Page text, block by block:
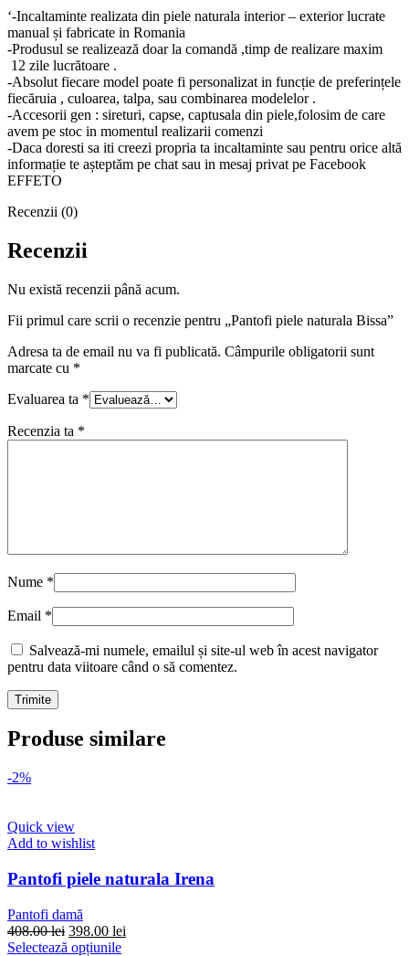
‘-Incaltaminte realizata din piele naturala interior – exterior lucrate
manual și fabricate in Romania
-Produsul se realizează doar la comandă ,timp de realizare maxim
12 zile lucrătoare .
-Absolut fiecare model poate fi personalizat in funcție de preferințele
fiecăruia , culoarea, talpa, sau combinarea modelelor .
-Accesorii gen : sireturi, capse, captusala din piele,folosim de care
avem pe stoc in momentul realizarii comenzi
-Daca doresti sa iti creezi propria ta incaltaminte sau pentru orice altă
informație te așteptăm pe chat sau in mesaj privat pe Facebook
EFFETO
Recenzii (0)
Recenzii
Nu există recenzii până acum.
Fii primul care scrii o recenzie pentru „Pantofi piele naturala Bissa”
Adresa ta de email nu va fi publicată. Câmpurile obligatorii sunt
marcate cu *
Evaluarea ta *
Recenzia ta *
Nume *
Email *
Salvează-mi numele, emailul și site-ul web în acest navigator
pentru data viitoare când o să comentez.
Produse similare
-2%
Quick view
Add to wishlist
Pantofi piele naturala Irena
Pantofi damă
408.00lei Prețul
inițial
398.00 lei
Selectează opțiunileAcest